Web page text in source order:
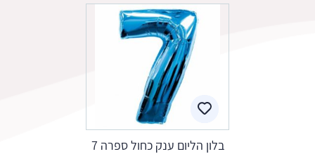
בלון הליום ענק כחול ספרה 7